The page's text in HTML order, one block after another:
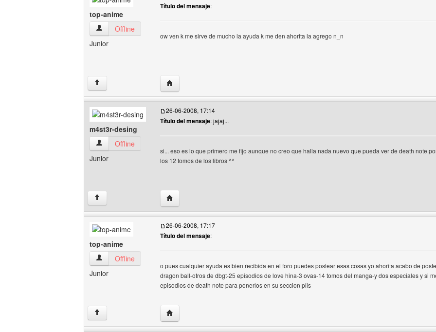
top-anime
top-anime Ver perfil del usuario
Offline
Junior
Título del mensaje:
ow ven k me sirve de mucho la ayuda k me den ahorita la agrego n_n
↑ Visitar sitio web del autor: top-anime
m4st3r-desing
m4st3r-desing Ver perfil del usuario
Offline
Junior
26-06-2008, 17:14
Título del mensaje: jajaj...
si... eso es lo que primero me fijo aunque no creo que halla nada nuevo que pueda ver de death note
los 12 tomos de los libros ^^
↑ Visitar sitio web del autor: m4st3r-desing
top-anime
top-anime Ver perfil del usuario
Offline
Junior
26-06-2008, 17:17
Título del mensaje:
o pues cualquier ayuda es bien recibida en el foro puedes postear esas cosas yo ahorita acabo de
dragon ball-otros de dbgt-25 episodios de love hina-3 ovas-14 tomos del manga-y dos especiales y si
episodios de death note para ponerlos en su seccion plis
↑ Visitar sitio web del autor: top-anime